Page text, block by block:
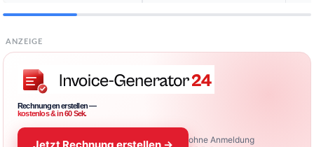
ANZEIGE
Rechnungen erstellen —
kostenlos & in 60 Sek.
ohne Anmeldung